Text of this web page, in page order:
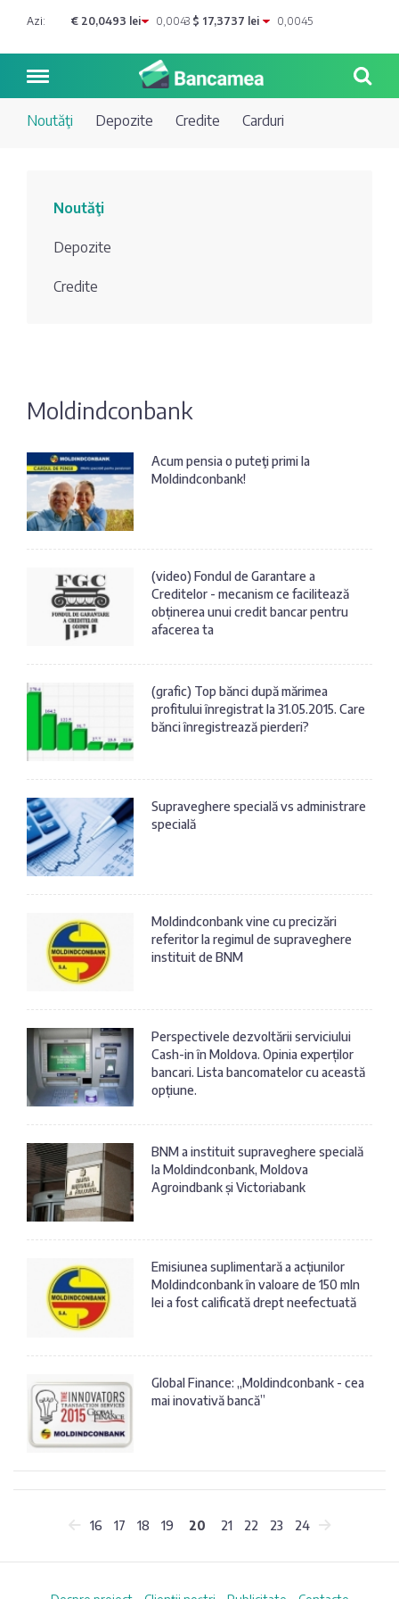
Azi: € 20,0493 lei 0,0043 $ 17,3737 lei 0,0045
bancher
Fotografia
Citatul
zilei
Comerțbank
FinComBank
Maib
Moldindconbank
OTP Bank
ProCredit Bank
Sondaj
Noutăţi Depozite Credite Carduri
Noutăţi
Depozite
Credite
Moldindconbank
Acum pensia o puteţi primi la
Moldindconbank!
(video) Fondul de Garantare a
Creditelor - mecanism ce facilitează
obținerea unui credit bancar pentru
afacerea ta
(grafic) Top bănci după mărimea
profitului înregistrat la 31.05.2015. Care
bănci înregistrează pierderi?
Supraveghere specială vs administrare
specială
Moldindconbank vine cu precizări
referitor la regimul de supraveghere
instituit de BNM
Perspectivele dezvoltării serviciului
Cash-in în Moldova. Opinia experților
bancari. Lista bancomatelor cu această
opțiune.
BNM a instituit supraveghere specială
la Moldindconbank, Moldova
Agroindbank și Victoriabank
Emisiunea suplimentară a acțiunilor
Moldindconbank în valoare de 150 mln
lei a fost calificată drept neefectuată
Global Finance: „Moldindconbank - cea
mai inovativă bancă”
16 17 18 19 20 21 22 23 24